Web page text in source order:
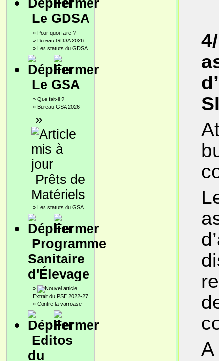
Le GDSA
» Pour quoi faire ?
» Bureau GDSA 2026
» Les statuts du GDSA
Le GSA
» Que fait-il ?
» Bureau GSA 2026
»
Prêts de
Matériels
» Les statuts du GSA
Programme
Sanitaire
d'Élevage
»
Extrait du PSE 2022-27
» Contre la varroase
Editos
du
A